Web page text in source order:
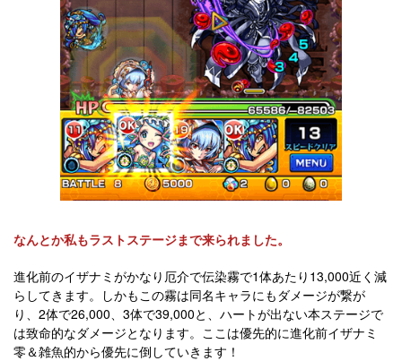
なんとか私もラストステージまで来られました。
進化前のイザナミがかなり厄介で伝染霧で1体あたり13,000近く減
らしてきます。しかもこの霧は同名キャラにもダメージが繋が
り、2体で26,000、3体で39,000と、ハートが出ない本ステージで
は致命的なダメージとなります。ここは優先的に進化前イザナミ
零＆雑魚的から優先に倒していきます！